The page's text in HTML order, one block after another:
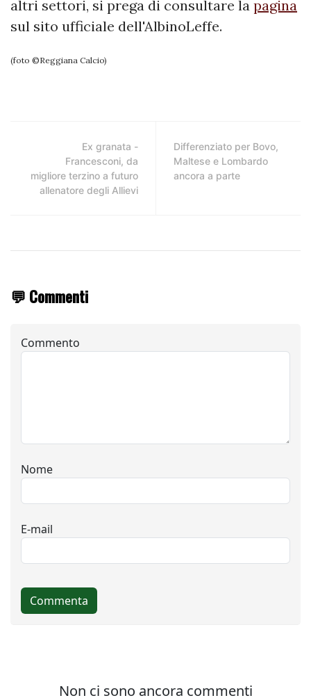
altri settori, si prega di consultare la pagina
sul sito ufficiale dell'AlbinoLeffe.
(foto ©Reggiana Calcio)
Ex granata -
Francesconi, da
migliore terzino a futuro
allenatore degli Allievi
Differenziato per Bovo,
Maltese e Lombardo
ancora a parte
💬 Commenti